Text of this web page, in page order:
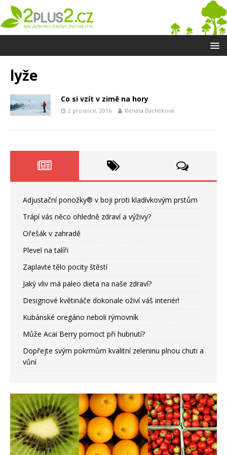
lyže
Co si vzít v zimě na hory
2 prosince, 2016 Renata Bachtíková
Adjustační ponožky® v boji proti kladívkovým prstům
Trápí vás něco ohledně zdraví a výživy?
Ořešák v zahradě
Plevel na talíři
Zaplavte tělo pocity štěstí
Jaký vliv má paleo dieta na naše zdraví?
Designové květináče dokonale oživí váš interiér!
Kubánské oregáno neboli rýmovník
Může Acai Berry pomoct při hubnutí?
Dopřejte svým pokrmům kvalitní zeleninu plnou chuti a
vůní